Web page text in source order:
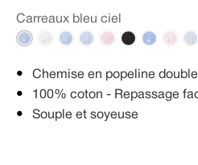
Carreaux bleu ciel
Chemise en popeline
100% coton - Repassage
Souple et soyeuse